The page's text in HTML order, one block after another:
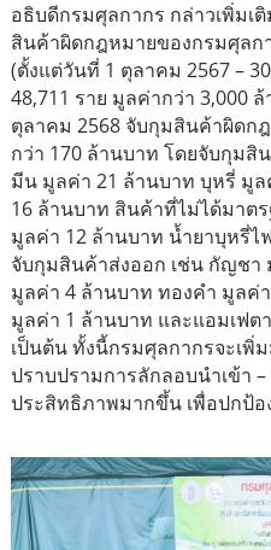
อธิบดีกรมศุลกากร กล่าวเพิ่มเ
สินค้าผิดกฎหมายของกรมศุลก
(ตั้งแต่วันที่ 1 ตุลาคม 2567 –
48,711 ราย มูลค่ากว่า 3,000
ตุลาคม 2568 จับกุมสินค้าผิดก
กว่า 170 ล้านบาท โดยจับกุมสิ
มีน มูลค่า 21 ล้านบาท บุหรี่ มู
16 ล้านบาท สินค้าที่ไม่ได้มา
มูลค่า 12 ล้านบาท น้ำยาบุหรี่
จับกุมสินค้าส่งออก เช่น กัญชา
มูลค่า 4 ล้านบาท ทองคำ มูลค่
มูลค่า 1 ล้านบาท และแอมเฟต
เป็นต้น ทั้งนี้กรมศุลกากรจะเพิ่
ปราบปรามการลักลอบนำเข้า
ประสิทธิภาพมากขึ้น เพื่อปกป้